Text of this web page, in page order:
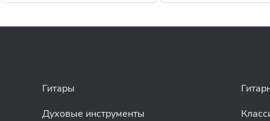
Гитары
Духовые инструменты